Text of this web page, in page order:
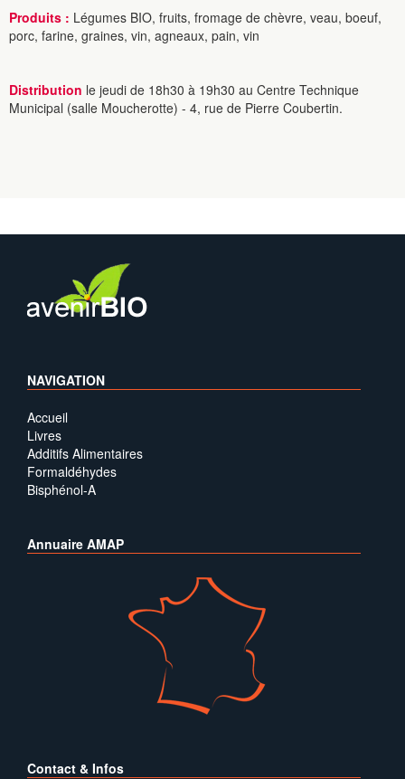
Produits : Légumes BIO, fruits, fromage de chèvre, veau, boeuf,
porc, farine, graines, vin, agneaux, pain, vin
Distribution le jeudi de 18h30 à 19h30 au Centre Technique
Municipal (salle Moucherotte) - 4, rue de Pierre Coubertin.
NAVIGATION
Accueil
Livres
Additifs Alimentaires
Formaldéhydes
Bisphénol-A
Annuaire AMAP
Contact & Infos